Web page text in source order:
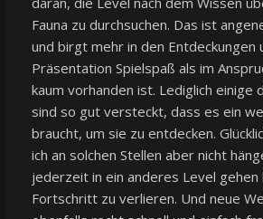
Fauna zu durchsuchen. Das ist
und birgt mehr in den Entdeckungen
Präsentation Spielspaß als im
kaum vorhanden ist. Lediglich einige
sind so gut versteckt, dass es ein
braucht, um sie zu entdecken.
ich an solchen Stellen aber nicht
jederzeit in ein anderes Level gehen
Fortschritt zu verlieren. Und neue